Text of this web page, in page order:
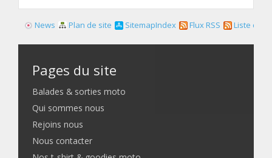
News Plan de site SitemapIndex Flux RSS Liste des
Pages du site
Balades & sorties moto
Qui sommes nous
Rejoins nous
Nous contacter